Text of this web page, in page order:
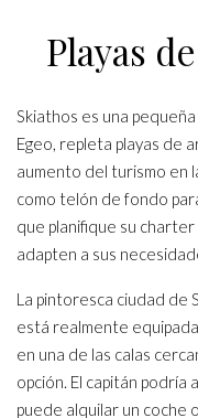
Playas
Skiathos es una
Egeo, repleta playas de
aumento del turismo en
como telón de fondo
que planifique su
adapten a sus
La pintoresca ciudad de
está realmente
en una de las calas
opción. El capitán
puede alquilar un coche